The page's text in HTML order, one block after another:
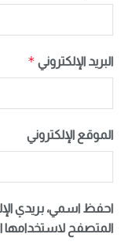
البريد الإلكتروني *
الموقع الإلكتروني
احفظ اسمي، بريدي
المتصفح لاستخدامها